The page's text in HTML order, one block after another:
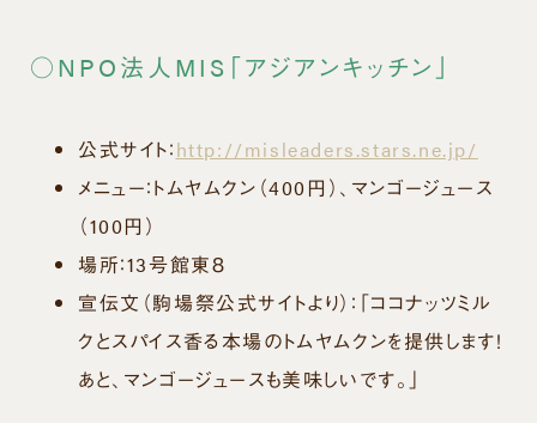
○NPO法人MIS「アジアンキッチン」
公式サイト：http://misleaders.stars.ne.jp/
メニュー：トムヤムクン（400円）、マンゴージュース
（100円）
場所：13号館東８
宣伝文（駒場祭公式サイトより）： 「ココナッツミル
クとスパイス香る本場のトムヤムクンを提供します！
あと、マンゴージュースも美味しいです。」